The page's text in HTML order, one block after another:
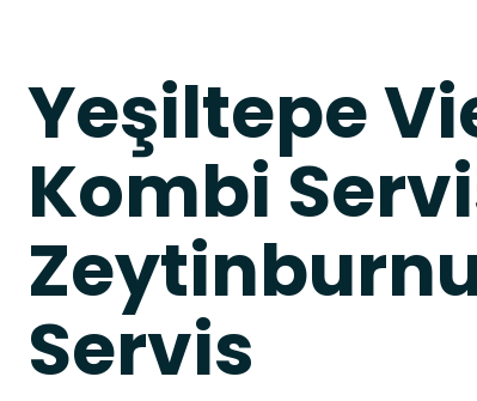
Yeşiltepe
Kombi
Servis